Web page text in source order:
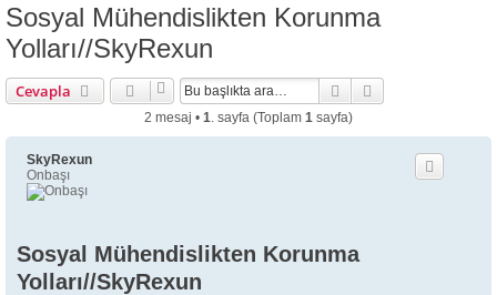
Sosyal Mühendislikten Korunma
Yolları//SkyRexun
Cevapla Ara
2 mesaj • 1 . sayfa (Toplam 1 sayfa)
SkyRexun
Onbaşı
Sosyal Mühendislikten Korunma
Yolları//SkyRexun